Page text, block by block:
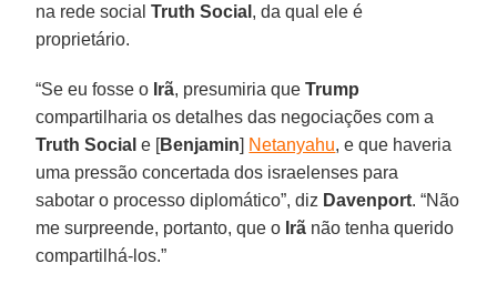
na rede socialTruth Social , da qual ele é
proprietário.
“Se eu fosse o Irã, presumiria queTrump
compartilharia os detalhes das negociações com a
Truth Social e [Benjamin] Netanyahu, e que haveria
uma pressão concertada dos israelenses para
sabotar o processo diplomático”, diz Davenport. “Não
me surpreende, portanto, que o Irã não tenha querido
compartilhá-los.”